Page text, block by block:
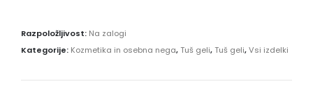
Razpoložljivost: Na zalogi
Kategorije: Kozmetika in osebna nega,Tuš geli,Tuš geli,Vsi izdelki